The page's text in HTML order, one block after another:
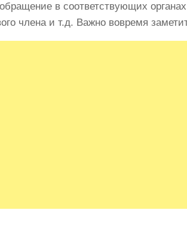
в соответствующих
члена и т.д. Важно вовремя